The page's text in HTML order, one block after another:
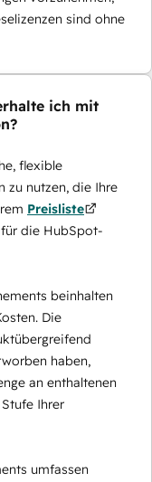
sind ohne
ich mit
flexible
zu nutzen, die Ihre
Preisliste
die HubSpot-
beinhalten
Die
haben,
an enthaltenen
Ihrer
umfassen